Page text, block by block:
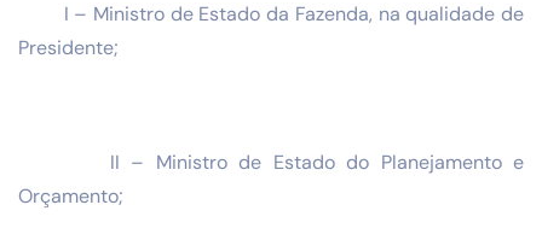
I – Ministro de Estado da Fazenda, na qualidade de
Presidente;
II – Ministro de Estado do Planejamento e
Orçamento;